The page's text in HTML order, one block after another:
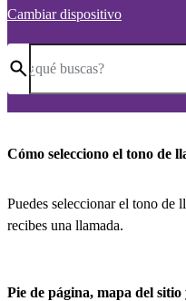
Cambiar dispositivo
¿qué buscas?
Cómo selecciono el tono de
Puedes seleccionar el tono de
recibes una llamada.
Pie de página, mapa del sitio